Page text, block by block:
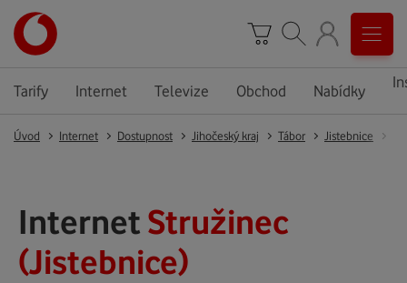
Tarify Internet Televize Obchod Nabídky
Úvod Internet Dostupnost Jihočeský kraj Tábor Jistebnice
Internet Stružinec
(Jistebnice)